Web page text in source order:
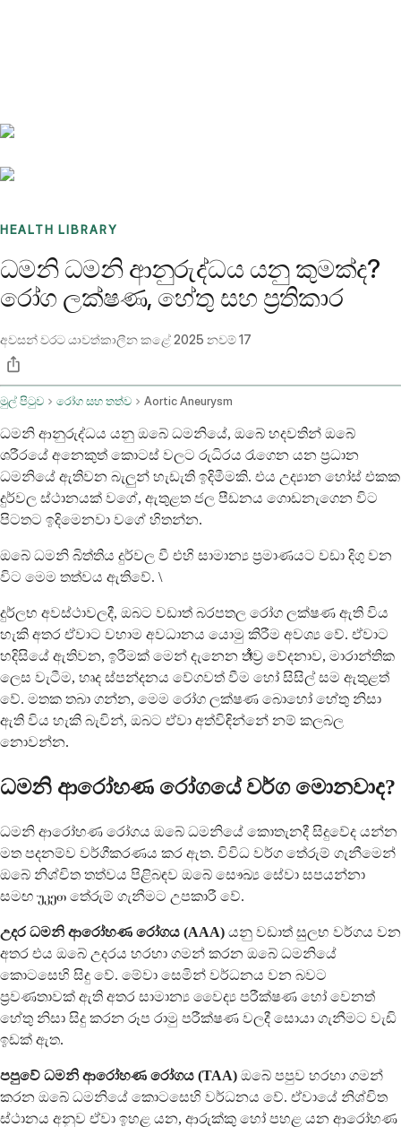
HEALTH LIBRARY
ධමනි ධමනි ආනුරුද්ධය යනු කුමක්ද?
රෝග ලක්ෂණ, හේතු සහ ප්‍රතිකාර
අවසන් වරට යාවත්කාලීන කළේ2025 නවම් 17
මුල් පිටුව රෝග සහ තත්ව Aortic Aneurysm
ධමනි ආනුරුද්ධය යනු ඔබේ ධමනියේ, ඔබේ හදවතින් ඔබේ
ශරීරයේ අනෙකුත් කොටස් වලට රුධිරය රැගෙන යන ප්‍රධාන
ධමනියේ ඇතිවන බැලුන් හැඩැති ඉදිමීමකි. එය උද්‍යාන හෝස් එකක
දුර්වල ස්ථානයක් වගේ, ඇතුළත ජල පීඩනය ගොඩනැගෙන විට
පිටතට ඉදිමෙනවා වගේ හිතන්න.
ඔබේ ධමනි බිත්තිය දුර්වල වී එහි සාමාන්‍ය ප්‍රමාණයට වඩා දිගු වන
විට මෙම තත්වය ඇතිවේ. \
දුර්ලභ අවස්ථාවලදී, ඔබට වඩාත් බරපතල රෝග ලක්ෂණ ඇති විය
හැකි අතර ඒවාට වහාම අවධානය යොමු කිරීම අවශ්‍ය වේ. ඒවාට
හදිසියේ ඇතිවන, ඉරීමක් මෙන් දැනෙන තೀව්‍ර වේදනාව, මාරාන්තික
ලෙස වැටීම, හෘද ස්පන්දනය වේගවත් වීම හෝ සිසිල් සම ඇතුළත්
වේ. මතක තබා ගන්න, මෙම රෝග ලක්ෂණ බොහෝ හේතු නිසා
ඇති විය හැකි බැවින්, ඔබට ඒවා අත්විඳින්නේ නම් කලබල
නොවන්න.
ධමනි ආරෝහණ රෝගයේ වර්ග මොනවාද?
ධමනි ආරෝහණ රෝගය ඔබේ ධමනියේ කොතැනදී සිදුවේද යන්න
මත පදනම්ව වර්ගීකරණය කර ඇත. විවිධ වර්ග තේරුම් ගැනීමෙන්
ඔබේ නිශ්චිත තත්වය පිළිබඳව ඔබේ සෞඛ්‍ය සේවා සපයන්නා
සමඟ უკეთ තේරුම් ගැනීමට උපකාරී වේ.
උදර ධමනි ආරෝහණ රෝගය (AAA) යනු වඩාත් සුලභ වර්ගය වන
අතර එය ඔබේ උදරය හරහා ගමන් කරන ඔබේ ධමනියේ
කොටසෙහි සිදු වේ. මේවා සෙමින් වර්ධනය වන බවට
ප්‍රවණතාවක් ඇති අතර සාමාන්‍ය වෛද්‍ය පරීක්ෂණ හෝ වෙනත්
හේතු නිසා සිදු කරන රූප රාමු පරීක්ෂණ වලදී සොයා ගැනීමට වැඩි
ඉඩක් ඇත.
පපුවේ ධමනි ආරෝහණ රෝගය (TAA) ඔබේ පපුව හරහා ගමන්
කරන ඔබේ ධමනියේ කොටසෙහි වර්ධනය වේ. ඒවායේ නිශ්චිත
ස්ථානය අනුව ඒවා ඉහළ යන, ආරුක්කු හෝ පහළ යන ආරෝහණ